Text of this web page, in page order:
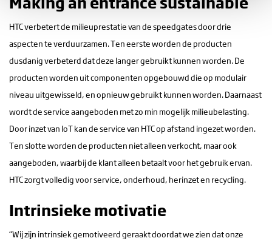
HTC verbetert de milieuprestatie van de speedgates door drie
aspecten te verduurzamen. Ten eerste worden de producten
dusdanig verbeterd dat deze langer gebruikt kunnen worden. De
producten worden uit componenten opgebouwd die op modulair
niveau uitgewisseld, en opnieuw gebruikt kunnen worden. Daarnaast
wordt de service aangeboden met zo min mogelijk milieubelasting.
Door inzet van IoT kan de service van HTC op afstand ingezet worden.
Ten slotte worden de producten niet alleen verkocht, maar ook
aangeboden, waarbij de klant alleen betaalt voor het gebruik ervan.
HTC zorgt volledig voor service, onderhoud, herinzet en recycling.
Intrinsieke motivatie
“Wij zijn intrinsiek gemotiveerd geraakt doordat we zien dat onze